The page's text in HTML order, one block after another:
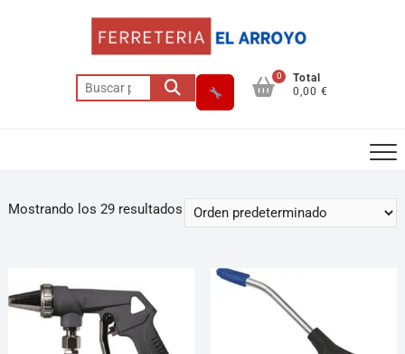
0
Total
0,00 €
Mostrando los 29 resultados